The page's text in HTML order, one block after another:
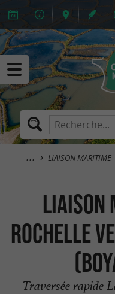
LIAISON MARITIME
LIAISON
Rochelle
Traversée rapide